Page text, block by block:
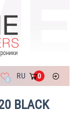
0 RU 0
BLACK